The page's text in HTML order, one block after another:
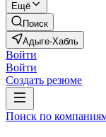
Ещё
Поиск
Адыге-Хабль
Войти
Войти
Создать резюме
Поиск по